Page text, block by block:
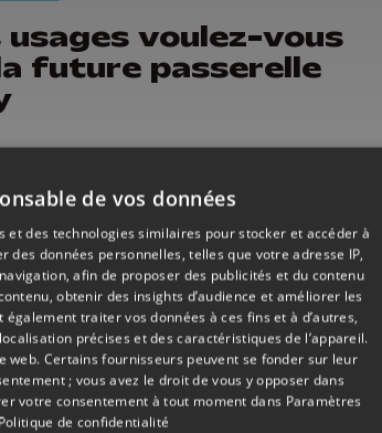
usages voulez-vous
future passerelle
de vos données
et des technologies similaires pour stocker et accéder à
données personnelles, telles que votre adresse IP,
afin de proposer des publicités et du contenu
obtenir des insights d’audience et améliorer les
également traiter vos données à ces fins et à d’autres,
précises et des caractéristiques de l’appareil.
web. Certains fournisseurs peuvent se fonder sur leur
; vous avez le droit de vous y opposer dans
votre consentement à tout moment dans Paramètres
Politique de confidentialité